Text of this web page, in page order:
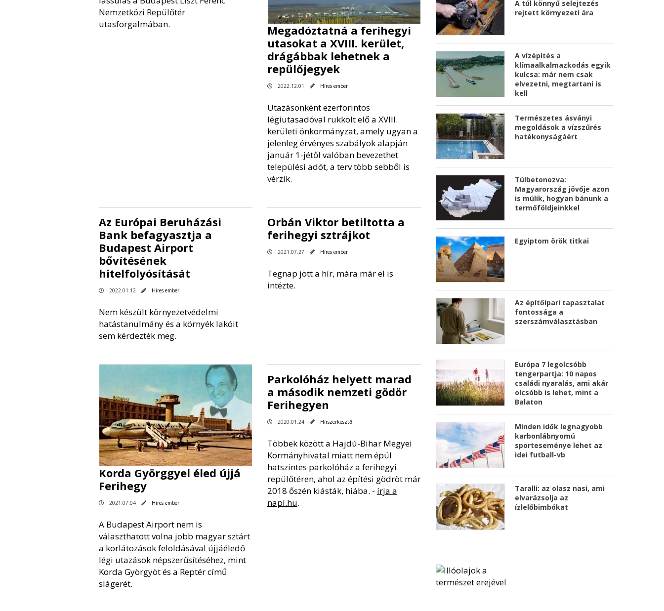
Nemzetközi Repülőtér
utasforgalmában.
Megadóztatná a ferihegyi
utasokat a XVIII. kerület,
drágábbak lehetnek a
repülőjegyek
2022.12.01 Híres ember
Utazásonként ezerforintos
légiutasadóval rukkolt elő a XVIII.
kerületi önkormányzat, amely ugyan a
jelenleg érvényes szabályok alapján
január 1-jétől valóban bevezethet
települési adót, a terv több sebből is
vérzik.
Az Európai Beruházási
Bank befagyasztja a
Budapest Airport
bővítésének
hitelfolyósítását
2022.01.12 Híres ember
Nem készült környezetvédelmi
hatástanulmány és a környék lakóit
sem kérdezték meg.
Orbán Viktor betiltotta a
ferihegyi sztrájkot
2021.07.27 Híres ember
Tegnap jött a hír, mára már el is
intézte.
Korda Györggyel éled újjá
Ferihegy
2021.07.04 Híres ember
A Budapest Airport nem is
választhatott volna jobb magyar sztárt
a korlátozások feloldásával újjáéledő
légi utazások népszerűsítéséhez, mint
Korda Györgyöt és a Reptér című
slágerét.
Parkolóház helyett marad
a második nemzeti gödör
Ferihegyen
2020.01.24 Hírszerkesztő
Többek között a Hajdú-Bihar Megyei
Kormányhivatal miatt nem épül
hatszintes parkolóház a ferihegyi
repülőtéren, ahol az építési gödröt már
2018 őszén kiásták, hiába. - írja a
napi.hu.
A túl könnyű selejtezés
rejtett környezeti ára
A vízépítés a
klímaalkalmazkodás egyik
kulcsa: már nem csak
elvezetni, megtartani is
kell
Természetes ásványi
megoldások a vízszűrés
hatékonyságáért
Túlbetonozva:
Magyarország jövője azon
is múlik, hogyan bánunk a
termőföldjeinkkel
Egyiptom örök titkai
Az építőipari tapasztalat
fontossága a
szerszámválasztásban
Európa 7 legolcsóbb
tengerpartja: 10 napos
családi nyaralás, ami akár
olcsóbb is lehet, mint a
Balaton
Minden idők legnagyobb
karbonlábnyomú
sporteseménye lehet az
idei futball-vb
Taralli: az olasz nasi, ami
elvarázsolja az
ízlelőbimbókat